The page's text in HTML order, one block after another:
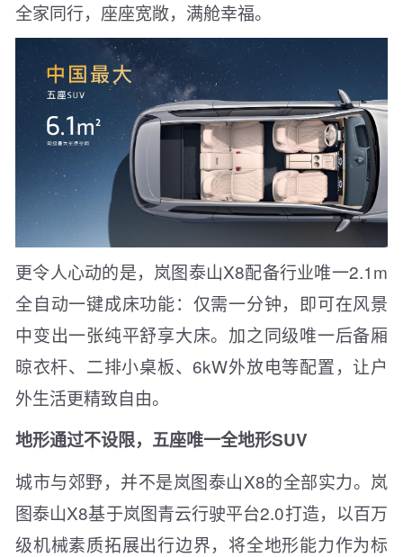
全家同行，座座宽敞，满舱幸福。
更令人心动的是，岚图泰山X8配备行业唯一2.1m
全自动一键成床功能：仅需一分钟，即可在风景
中变出一张纯平舒享大床。加之同级唯一后备厢
晾衣杆、二排小桌板、6kW外放电等配置，让户
外生活更精致自由。
地形通过不设限，五座唯一全地形SUV
城市与郊野，并不是岚图泰山X8的全部实力。岚
图泰山X8基于岚图青云行驶平台2.0打造，以百万
级机械素质拓展出行边界，将全地形能力作为标